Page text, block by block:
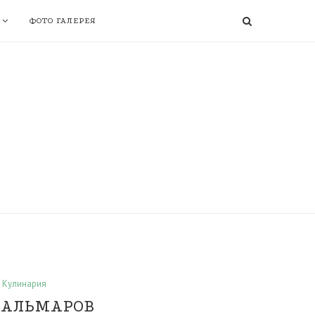
ФОТО ГАЛЕРЕЯ
Кулинария